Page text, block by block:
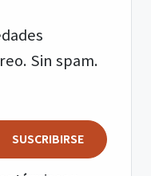
Sin spam.
SUSCRIBIRSE